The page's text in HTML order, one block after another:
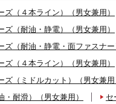
ズ（４本ライン）（男女兼用）
ズ（耐油・静電）（男女兼用）
ズ（耐油・静電・面ファスナー
ズ（４本ライン）（男女兼用）
ズ（ミドルカット）（男女兼用
・耐滑）（男女兼用）
セ